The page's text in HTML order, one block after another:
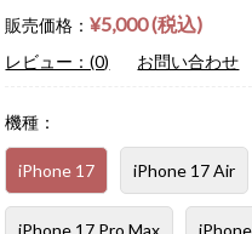
販売価格：¥5,000 (税込)
レビュー：(0) お問い合わせ
機種：
iPhone 17 iPhone 17 Air